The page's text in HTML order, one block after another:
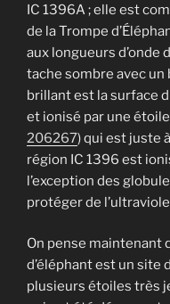
IC 1396A ; elle est
de la Trompe
aux longueurs d’onde
tache sombre avec
brillant est la surface
et ionisé par une
206267) qui est juste
région IC 1396 est
l’exception des
protéger de
On pense maintenant
d’éléphant est un site
plusieurs étoiles très